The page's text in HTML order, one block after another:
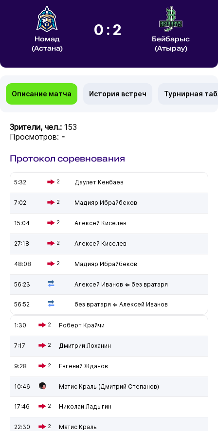
Номад
(Астана)
0:2
Бейбарыс
(Атырау)
Описание матча История встреч Турнирная
Зрители, чел.: 153
Просмотров: -
Протокол соревнования
5:32 2 Даулет Кенбаев
7:02 2 Мадияр Ибрайбеков
15:04 2 Алексей Киселев
27:18 2 Алексей Киселев
48:08 2 Мадияр Ибрайбеков
56:23 Алексей Иванов ⇐ без вратаря
56:52 без вратаря ⇐ Алексей Иванов
1:30 2 Роберт Крайчи
7:17 2 Дмитрий Лоханин
9:28 2 Евгений Жданов
10:46 Матис Краль (Дмитрий Степанов)
17:46 2 Николай Ладыгин
22:30 2 Матис Краль